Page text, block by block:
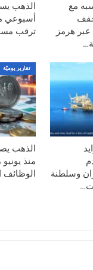
واشنطن وطهران
الآمال في
في تصريحات
إسوجود فرصة
مشيرًا إلى
فُسر في الأسواق
لتقديم تنازلات.
كبار منتجي
احتياطيات
عبره نحو خُمس
عالميًا. وأي
مع
عبر هرمز
الذهب
أسبوعي
ترقب
وسلطنة
تقارير يوميّة
الذهب
منذ
الوظائف